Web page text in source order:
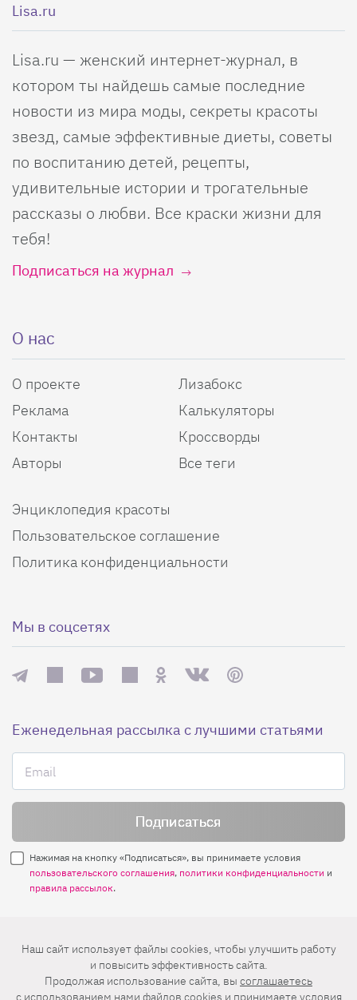
Lisa.ru
Lisa.ru — женский интернет-журнал, в
котором ты найдешь самые последние
новости из мира моды, секреты красоты
звезд, самые эффективные диеты, советы
по воспитанию детей, рецепты,
удивительные истории и трогательные
рассказы о любви. Все краски жизни для
тебя!
Подписаться на журнал
О нас
О проекте
Реклама
Контакты
Авторы
Лизабокс
Калькуляторы
Кроссворды
Все теги
Энциклопедия красоты
Пользовательское соглашение
Политика конфиденциальности
Мы в соцсетях
Еженедельная рассылка с лучшими статьями
Нажимая на кнопку «Подписаться», вы принимаете условия
пользовательского соглашения, политики конфиденциальности и
правила рассылок.
Нашли ошибку? Выделите ее и нажмите
Ctrl+Enter
© 2026 АО «БКМ», ОГРН 1027739494584, ИНН 7705056238
Наш сайт использует файлы cookies, чтобы улучшить работу
и повысить эффективность сайта.
Продолжая использование сайта, вы соглашаетесь
c использованием нами файлов cookies и принимаете условия